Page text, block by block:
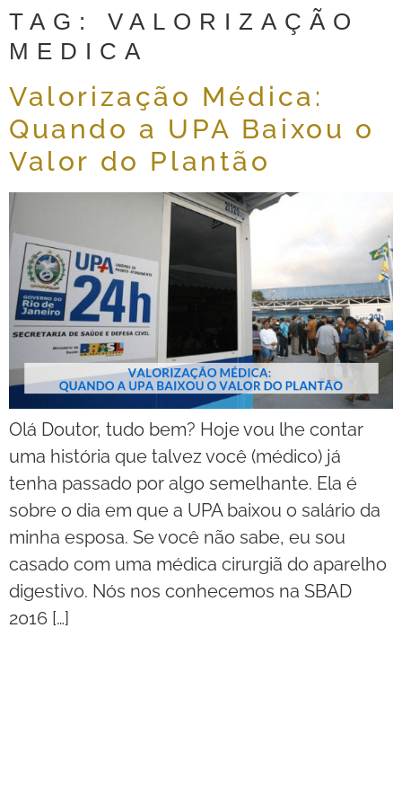
TAG: VALORIZAÇÃO
MEDICA
Valorização Médica:
Quando a UPA Baixou o
Valor do Plantão
Olá Doutor, tudo bem? Hoje vou lhe contar
uma história que talvez você (médico) já
tenha passado por algo semelhante. Ela é
sobre o dia em que a UPA baixou o salário da
minha esposa. Se você não sabe, eu sou
casado com uma médica cirurgiã do aparelho
digestivo. Nós nos conhecemos na SBAD
2016 […]